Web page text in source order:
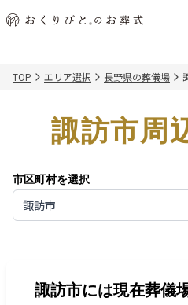
初めての方へ
アフターサポート
会社概要
関東エリア
千葉県
北海道エリア
TOP エリア選択 長野県の葬儀場
諏訪市周
市区町村を選択
諏訪市
諏訪市には現在葬儀